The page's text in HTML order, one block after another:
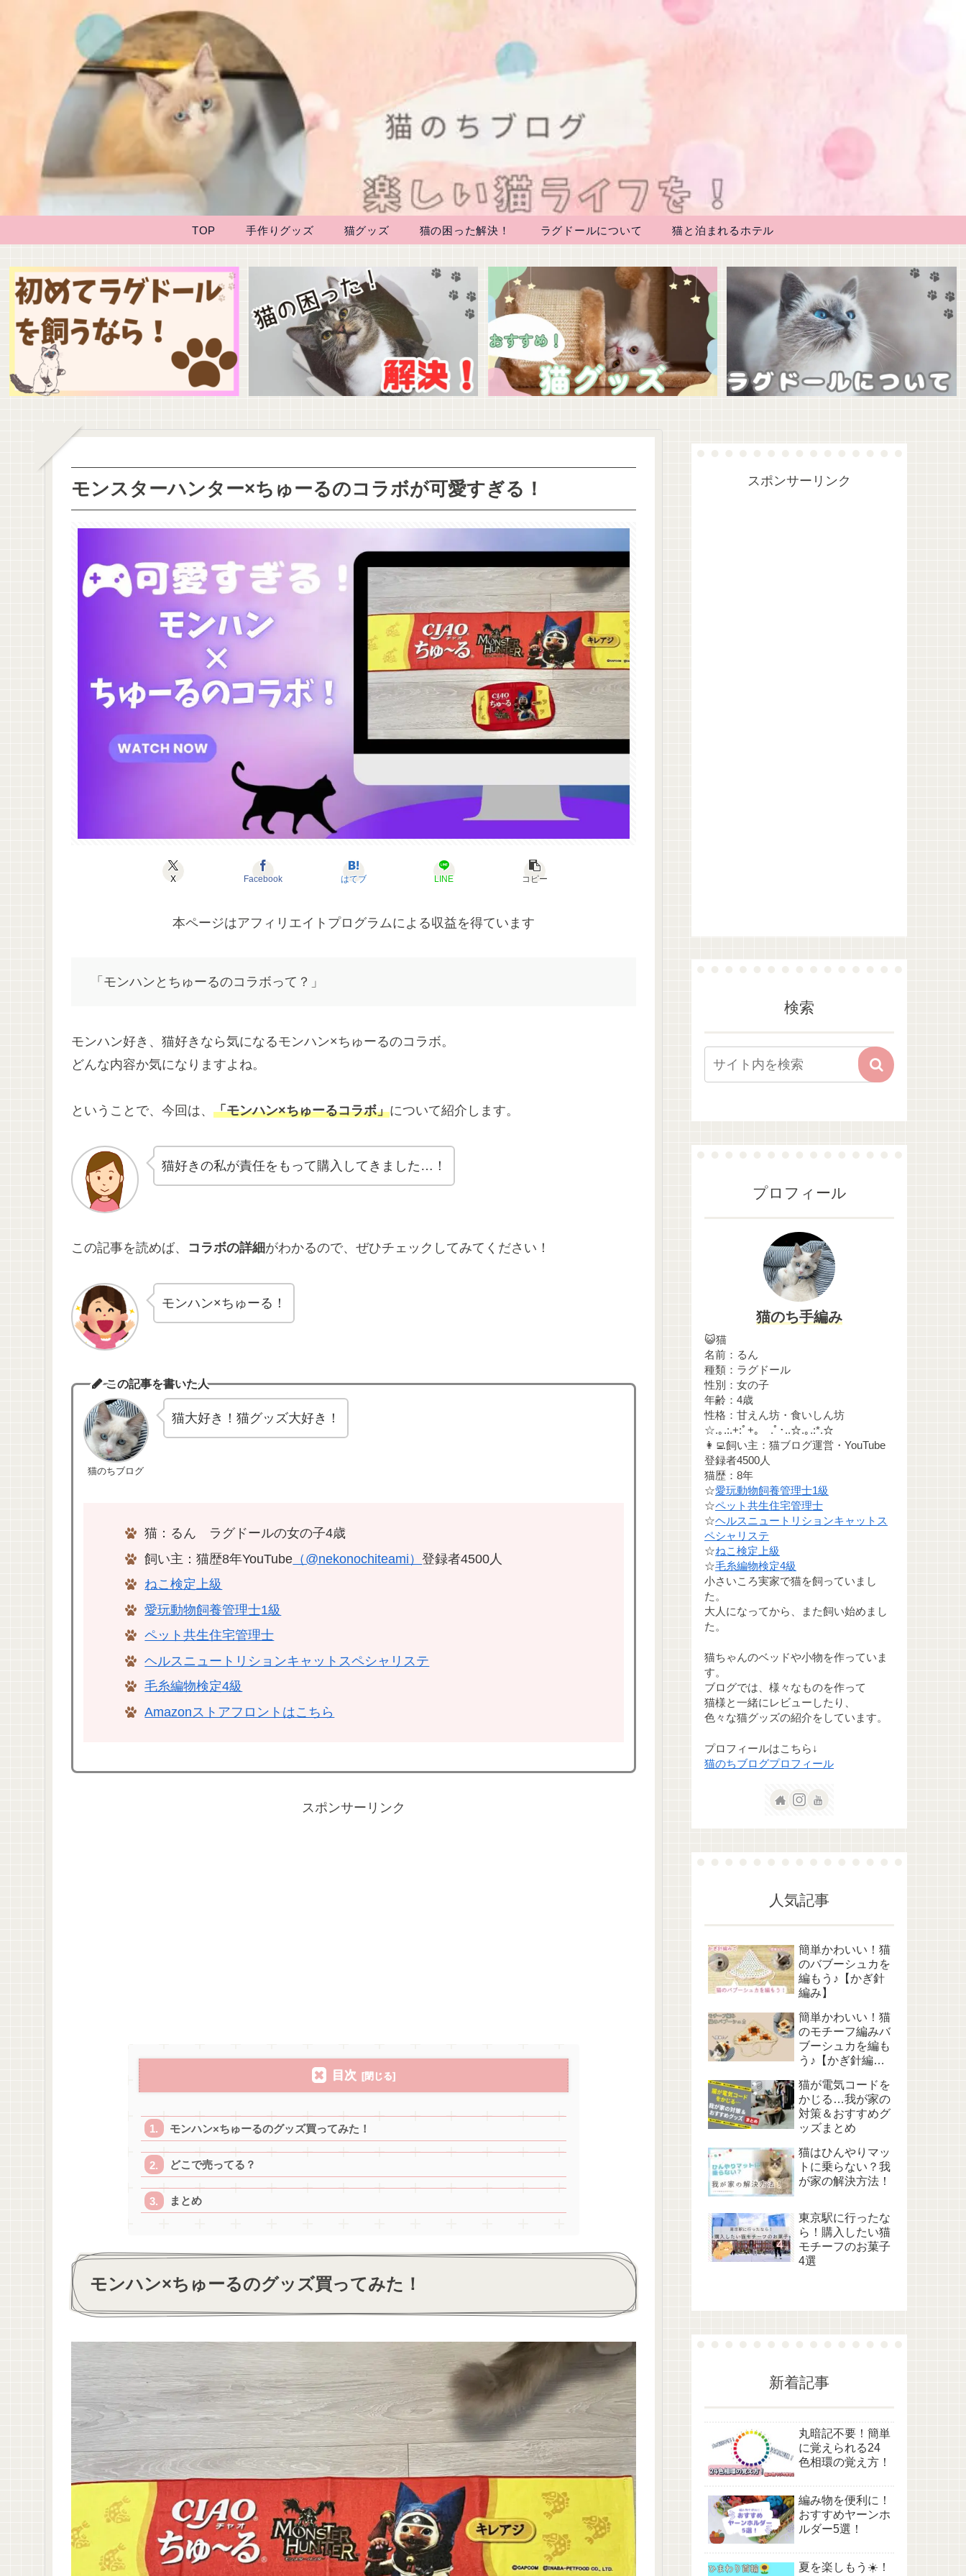
TOP 手作りグッズ 猫グッズ 猫の困った解決！ ラグドールについて 猫と泊まれるホテル
モンスターハンター×ちゅーるのコラボが可愛すぎる！
X Facebook はてブ LINE コピー
本ページはアフィリエイトプログラムによる収益を得ています
「モンハンとちゅーるのコラボって？」
モンハン好き、猫好きなら気になるモンハン×ちゅーるのコラボ。
どんな内容か気になりますよね。
ということで、今回は、 「モンハン×ちゅーるコラボ」について紹介します。
猫好きの私が責任をもって購入してきました…！
この記事を読めば、 コラボの詳細がわかるので、ぜひチェックしてみてください！
モンハン×ちゅーる！
この記事を書いた人
猫のちブログ
猫大好き！猫グッズ大好き！
猫：るん ラグドールの女の子4歳
飼い主：猫歴8年YouTube （@nekonochiteami）登録者4500人
ねこ検定上級
愛玩動物飼養管理士1級
ペット共生住宅管理士
ヘルスニュートリションキャットスペシャリステ
毛糸編物検定4級
Amazonストアフロントはこちら
スポンサーリンク
目次
モンハン×ちゅーるのグッズ買ってみた！
どこで売ってる？
まとめ
モンハン×ちゅーるのグッズ買ってみた！
スポンサーリンク
検索
プロフィール
猫のち手編み
😺猫
名前：るん
種類：ラグドール
性別：女の子
年齢：4歳
性格：甘えん坊・食いしん坊
☆.｡.:.+:ﾟ+｡ .ﾟ･..☆.｡.:*.☆
👩‍💻飼い主：猫ブログ運営・YouTube
登録者4500人
猫歴：8年
☆愛玩動物飼養管理士1級
☆ペット共生住宅管理士
☆ヘルスニュートリションキャットス
ペシャリステ
☆ねこ検定上級
☆毛糸編物検定4級
小さいころ実家で猫を飼っていまし
た。
大人になってから、また飼い始めまし
た。
猫ちゃんのベッドや小物を作っていま
す。
ブログでは、様々なものを作って
猫様と一緒にレビューしたり、
色々な猫グッズの紹介をしています。
プロフィールはこちら↓
猫のちブログプロフィール
人気記事
簡単かわいい！猫
のバブーシュカを
編もう♪【かぎ針
編み】
簡単かわいい！猫
のモチーフ編みバ
ブーシュカを編も
う♪【かぎ針編
猫が電気コードを
かじる…我が家の
対策＆おすすめグ
ッズまとめ
猫はひんやりマッ
トに乗らない？我
が家の解決方法！
東京駅に行ったな
ら！購入したい猫
モチーフのお菓子
4選
新着記事
丸暗記不要！簡単
に覚えられる24
色相環の覚え方！
編み物を便利に！
おすすめヤーンホ
ルダー5選！
夏を楽しもう☀️！